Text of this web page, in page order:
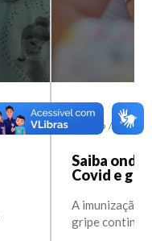
06 / 2023
Saiba onde
Covid e
A imunização
gripe continua